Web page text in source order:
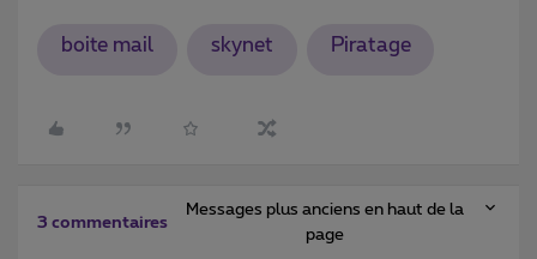
boite mail skynet Piratage
3 commentaires
Messages plus anciens en haut de la
page